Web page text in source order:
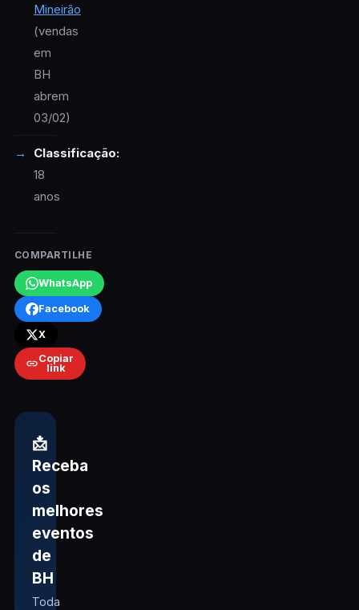
Mineirão
(vendas
em
BH
abrem
03/02)
Classificação:
18
anos
COMPARTILHE
WhatsApp
Facebook
X
Copiar
link
📩
Receba
os
melhores
eventos
de
BH
Toda